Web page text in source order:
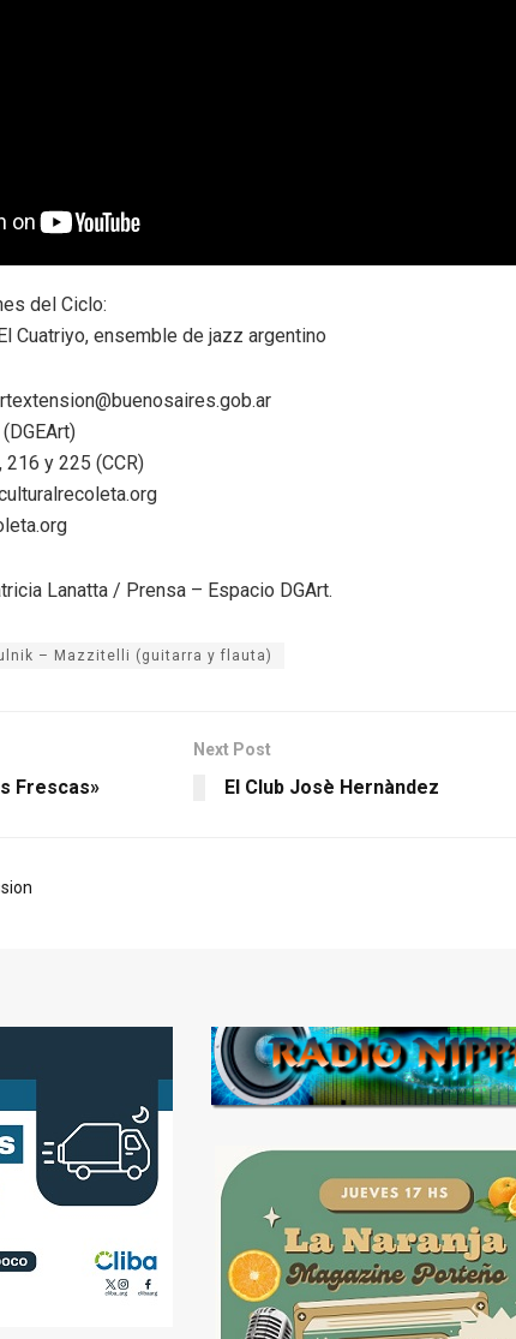
del Ciclo:
Cuatriyo, ensemble de jazz argentino
y 225 (CCR)
Lanatta / Prensa – Espacio DGArt.
– Mazzitelli (guitarra y flauta)
Frescas»
Next Post
El Club Josè Hernàndez